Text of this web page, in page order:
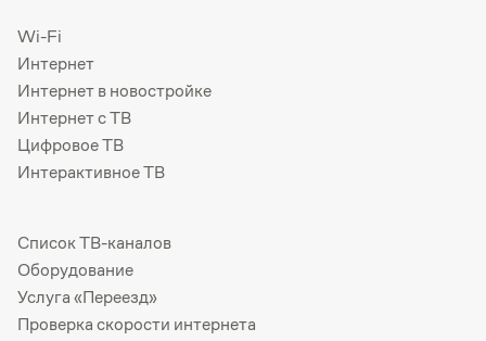
Wi-Fi
Интернет
Интернет в новостройке
Интернет с ТВ
Цифровое ТВ
Интерактивное ТВ
Список ТВ-каналов
Оборудование
Услуга «Переезд»
Проверка скорости интернета